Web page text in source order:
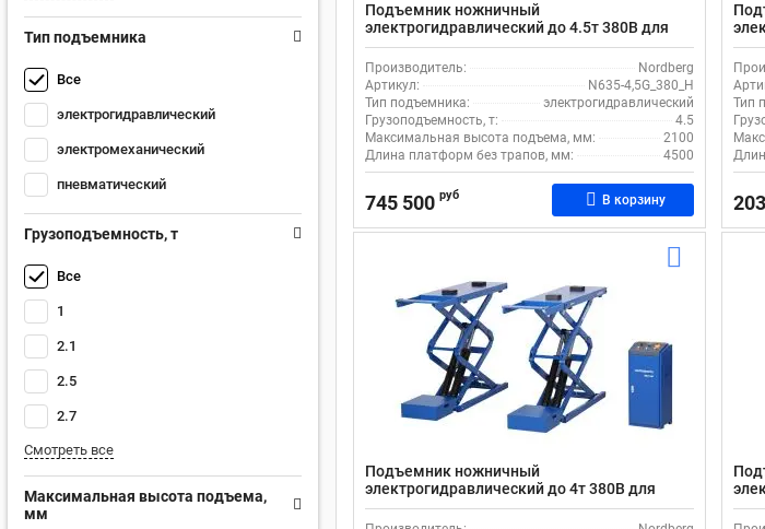
Тип подъемника
Все
электрогидравлический
электромеханический
пневматический
Грузоподъемность, т
Все
1
2.1
2.5
2.7
Смотреть все
Максимальная высота подъема,
мм
Подъемник ножничный
электрогидравлический до 4.5т 380В для
автосервиса и сход-развала Nordberg N635-
4,5G_380_H
Производитель:
Nordberg
Артикул:
N635-4,5G_380_H
Тип подъемника:
электрогидравлический
Грузоподъемность, т:
4.5
Максимальная высота подъема, мм:
2100
Длина платформ без трапов, мм:
4500
745 500 руб В корзину
Тип
Подъемник ножничный
электрогидравлический до 4т 380В для
автосервиса и сход-развала Nordberg N631-
4B_380